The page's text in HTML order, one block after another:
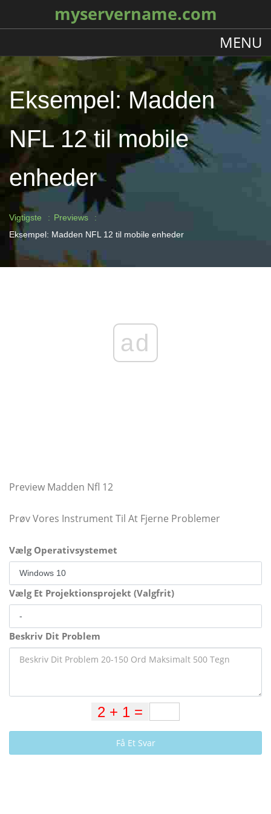
myservername.com
MENU
Eksempel: Madden
NFL 12 til mobile
enheder
Vigtigste
Previews
Eksempel: Madden NFL 12 til mobile enheder
ad
Preview Madden Nfl 12
Prøv Vores Instrument Til At Fjerne Problemer
Vælg Operativsystemet
Vælg Et Projektionsprojekt (Valgfrit)
Beskriv Dit Problem
Få Et Svar